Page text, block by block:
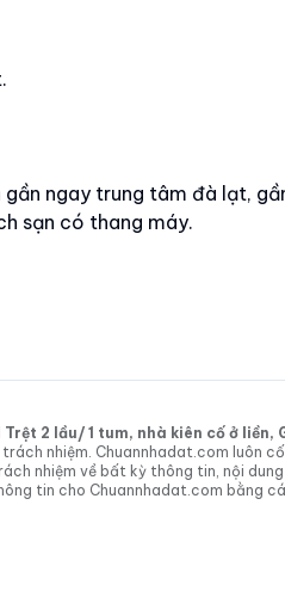
gần ngay trung tâm đà lạt,
sạn có thang máy.
Trệt 2 lầu/ 1 tum, nhà kiên cố ở
nhiệm. Chuannhadat.com luôn
nhiệm về bất kỳ thông tin, nội
tin cho Chuannhadat.com bằng